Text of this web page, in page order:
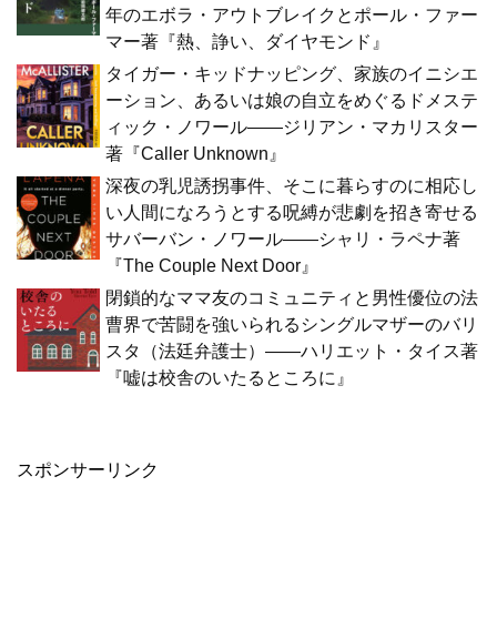
年のエボラ・アウトブレイクとポール・ファー
マー著『熱、諍い、ダイヤモンド』
タイガー・キッドナッピング、家族のイニシエ
ーション、あるいは娘の自立をめぐるドメステ
ィック・ノワール――ジリアン・マカリスター
著『Caller Unknown』
深夜の乳児誘拐事件、そこに暮らすのに相応し
い人間になろうとする呪縛が悲劇を招き寄せる
サバーバン・ノワール――シャリ・ラペナ著
『The Couple Next Door』
閉鎖的なママ友のコミュニティと男性優位の法
曹界で苦闘を強いられるシングルマザーのバリ
スタ（法廷弁護士）――ハリエット・タイス著
『嘘は校舎のいたるところに』
スポンサーリンク